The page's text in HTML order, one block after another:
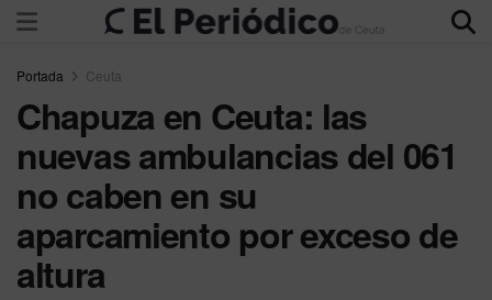
Portada Ceuta
Chapuza en Ceuta: las
nuevas ambulancias del 061
no caben en su
aparcamiento por exceso de
altura